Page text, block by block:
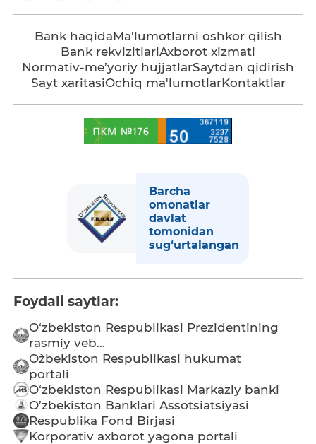
Bank haqidaMa'lumotlarni oshkor qilish
Bank rekvizitlariAxborot xizmati
Normativ-me’yoriy hujjatlarSaytdan qidirish
Sayt xaritasiOchiq ma'lumotlarKontaktlar
Barcha
omonatlar
davlat
tomonidan
sug‘urtalangan
Foydali saytlar:
O‘zbekiston Respublikasi Prezidentining
rasmiy veb...
O`zbekiston Respublikasi hukumat
portali
O‘zbekiston Respublikasi Markaziy banki
O’zbekiston Banklari Assotsiatsiyasi
Respublika Fond Birjasi
Korporativ axborot yagona portali